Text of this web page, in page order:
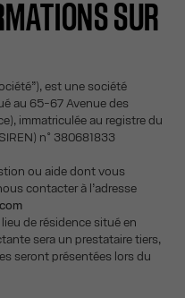
SUR
est une société
au 65-67 Avenue des
immatriculée au registre du
n° 380681833
ou aide dont vous
contacter à l’adresse
de résidence situé en
sera un prestataire tiers,
seront présentées lors du